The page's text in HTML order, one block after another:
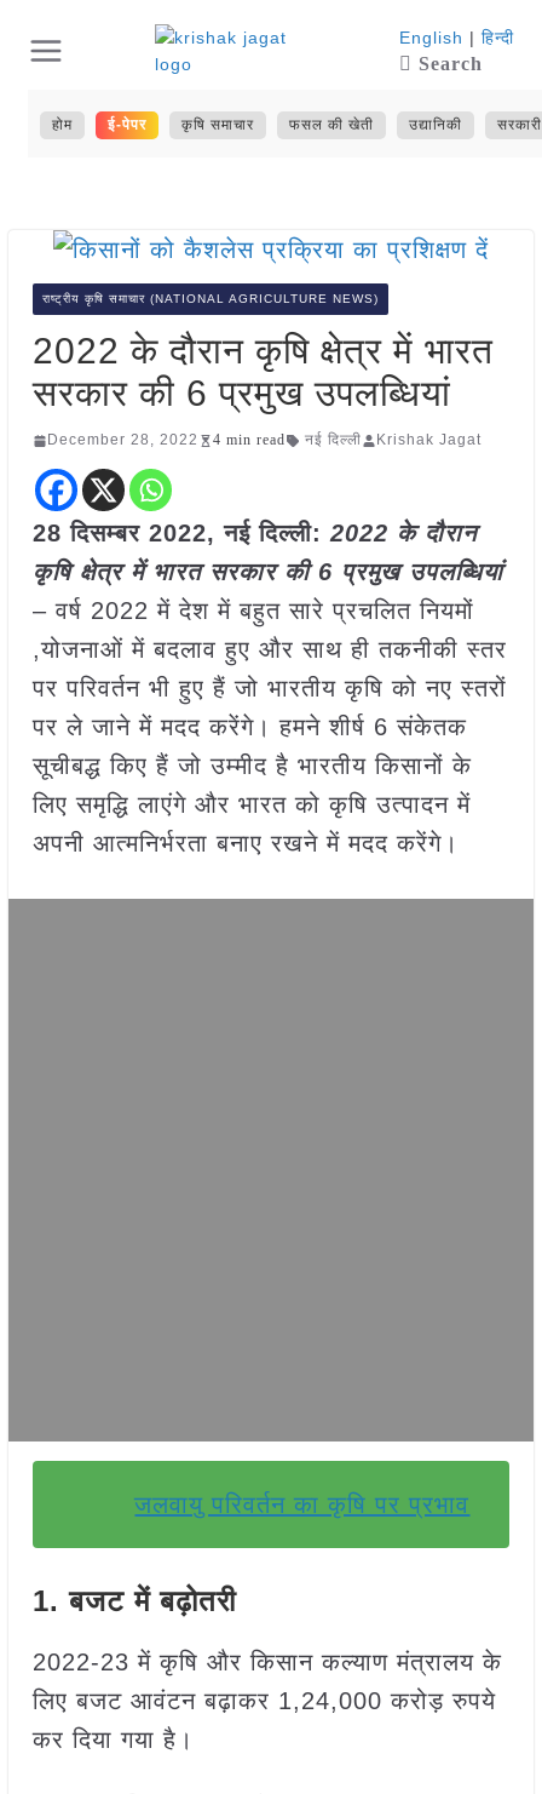
content
English | हिन्दी
Search
होम ई-पेपर कृषि समाचार फसल की खेती उद्यानिकी
राष्ट्रीय कृषि समाचार (NATIONAL AGRICULTURE NEWS)
2022 के दौरान कृषि क्षेत्र में भारत
सरकार की 6 प्रमुख उपलब्धियां
December 28, 2022 4 min read नई दिल्ली Krishak Jagat
28 दिसम्बर 2022, नई दिल्ली: 2022 के दौरान
कृषि क्षेत्र में भारत सरकार की 6 प्रमुख उपलब्धियां
– वर्ष 2022 में देश में बहुत सारे प्रचलित नियमों
,योजनाओं में बदलाव हुए और साथ ही तकनीकी स्तर
पर परिवर्तन भी हुए हैं जो भारतीय कृषि को नए स्तरों
पर ले जाने में मदद करेंगे। हमने शीर्ष 6 संकेतक
सूचीबद्ध किए हैं जो उम्मीद है भारतीय किसानों के
लिए समृद्धि लाएंगे और भारत को कृषि उत्पादन में
अपनी आत्मनिर्भरता बनाए रखने में मदद करेंगे।
जलवायु परिवर्तन का कृषि पर प्रभाव
1.बजट में बढ़ोतरी
2022-23 में कृषि और किसान कल्याण मंत्रालय के
लिए बजट आवंटन बढ़ाकर 1,24,000 करोड़ रुपये
कर दिया गया है।